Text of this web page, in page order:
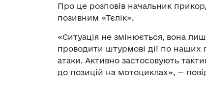
Про це розповів начальник
позивним «Тєлік».
«Ситуація не змінюється, вона
проводити штурмові дії по наших
атаки. Активно застосовують
до позицій на мотоциклах», —